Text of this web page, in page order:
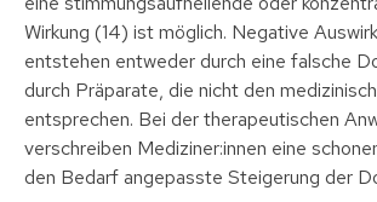
Wirkung (14) ist möglich. Negative
entstehen entweder durch eine falsche
durch Präparate, die nicht den
entsprechen. Bei der therapeutischen
verschreiben Mediziner:innen eine
den Bedarf angepasste Steigerung der